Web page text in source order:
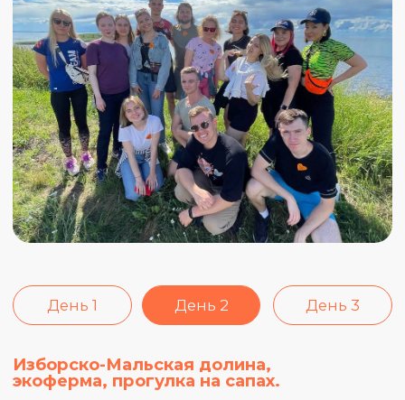
Вечером поужинаем и мчим на следующую
интересную активность этого дня —
прогулку на сапах прямо по центру Пскова.
Это будет отличное завершение нашего
насыщенного дня, ведь нас ждут лучшие
виды, закат и главные
достопримечательности города с
необычной стороны :)